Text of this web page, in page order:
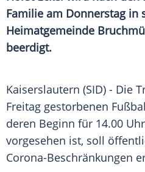
Familie am Donnerstag in
Heimatgemeinde
beerdigt.
Kaiserslautern (SID) - Die
Freitag gestorbenen
deren Beginn für 14.00
vorgesehen ist, soll
Corona-Beschränkungen